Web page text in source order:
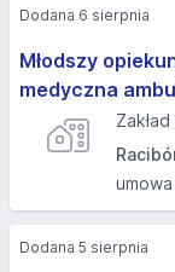
Młodszy
medyczna
Dodana 6 sierpnia
Dodana 5 sierpnia